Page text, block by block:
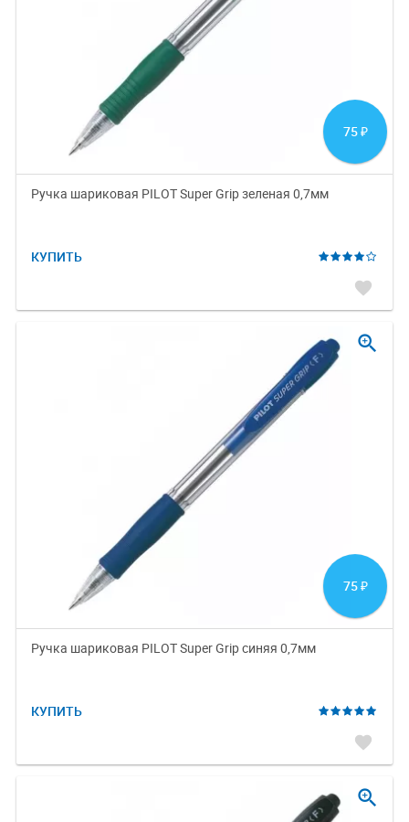
75 ₽
Ручка шариковая PILOT Super Grip зеленая 0,7мм
КУПИТЬ
favorite
75 ₽
Ручка шариковая PILOT Super Grip синяя 0,7мм
КУПИТЬ
favorite
zoom_in
zoom_in